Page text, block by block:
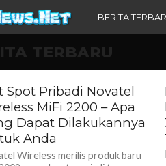
BERITA
TERBARU
dan Ilmu
Spot Pribadi Novatel
MiFi 2200 – Apa
Dapat Dilakukannya
Anda
Wireless merilis produk baru